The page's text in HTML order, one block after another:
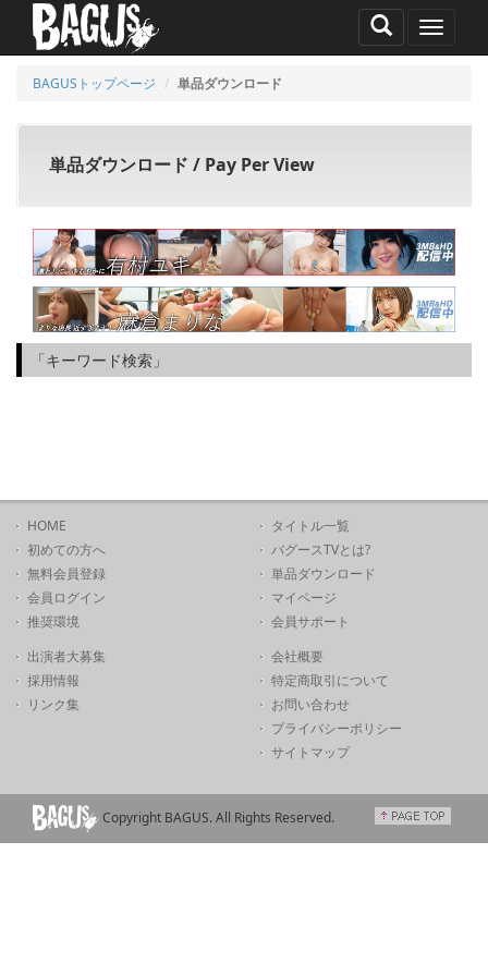
MENU
BAGUSトップページ 単品ダウンロード
単品ダウンロード / Pay Per View
「キーワード検索」
HOME
初めての方へ
無料会員登録
会員ログイン
推奨環境
タイトル一覧
バグースTVとは?
単品ダウンロード
マイページ
会員サポート
出演者大募集
採用情報
リンク集
会社概要
特定商取引について
お問い合わせ
プライバシーポリシー
サイトマップ
Copyright BAGUS. All Rights Reserved.